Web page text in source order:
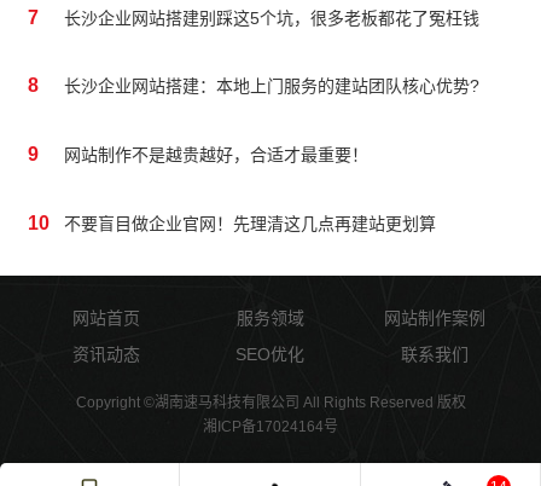
7 长沙企业网站搭建别踩这5个坑，很多老板都花了冤枉钱
8 长沙企业网站搭建：本地上门服务的建站团队核心优势?
9 网站制作不是越贵越好，合适才最重要！
10 不要盲目做企业官网！先理清这几点再建站更划算
网站首页 服务领域
网站制作案例
资讯动态
SEO优化 联系我们
Copyright ©湖南速马科技有限公司 All Rights Reserved 版权
湘ICP备17024164号